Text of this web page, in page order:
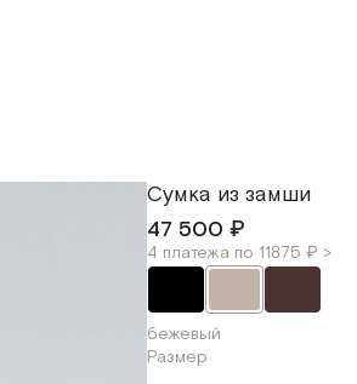
Сумка из замши
47 500 ₽
4 платежа по 11875 ₽ >
бежевый
Размер